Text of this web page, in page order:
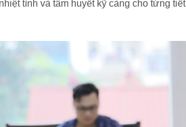
tình và tâm huyết kỹ càng cho từng tiết